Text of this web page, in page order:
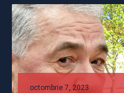
octombrie 7, 2023